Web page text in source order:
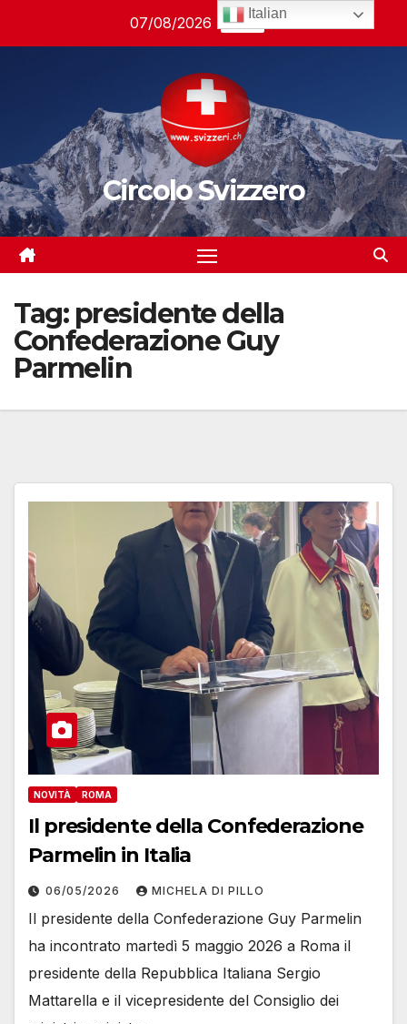
07/08/2026 01:06
Circolo Svizzero
Tag: presidente della
Confederazione Guy
Parmelin
NOVITÀ ROMA
Il presidente della Confederazione
Parmelin in Italia
06/05/2026 MICHELA DI PILLO
Il presidente della Confederazione Guy Parmelin
ha incontrato martedì 5 maggio 2026 a Roma il
presidente della Repubblica Italiana Sergio
Mattarella e il vicepresidente del Consiglio dei
Italian